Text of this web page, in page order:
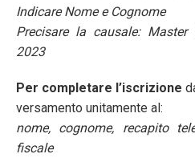
Indicare Nome e Cognome
Precisare la causale:
2023
Per completare l’iscrizione
versamento unitamente al:
nome, cognome, recapito
fiscale